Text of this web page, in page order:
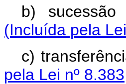
b)
(Incluída pela
c)
pela Lei nº